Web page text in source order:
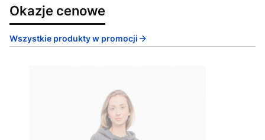
Okazje cenowe
Wszystkie produkty w promocji